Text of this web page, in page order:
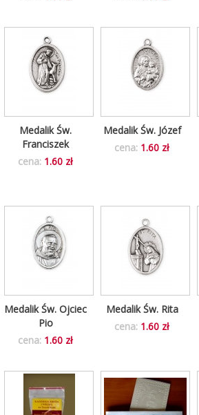
Medalik Św.
Franciszek
cena: 1.60 zł
Medalik Św. Józef
cena: 1.60 zł
Medalik Św. Ojciec
Pio
cena: 1.60 zł
Medalik Św. Rita
cena: 1.60 zł